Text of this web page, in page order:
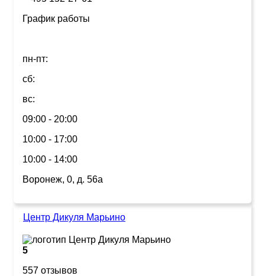
График работы
пн-пт:
сб:
вс:
09:00 - 20:00
10:00 - 17:00
10:00 - 14:00
Воронеж, 0, д. 56а
Центр Дикуля Марьино
5
557 отзывов